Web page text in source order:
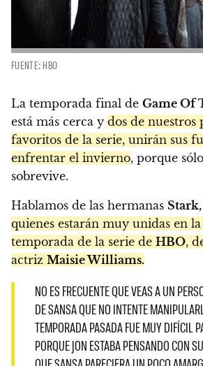
FUENTE: HBO
La temporada final de Game Of
está más cerca y dos de nuestros
favoritos de la serie, unirán sus
enfrentar el invierno, porque
sobrevive.
Hablamos de las hermanas Stark,
quienes estarán muy unidas en
temporada de la serie de HBO,
actriz Maisie Williams.
NO ES FRECUENTE QUE VEAS A UN
DE SANSA QUE NO INTENTE
TEMPORADA PASADA FUE MUY DIFÍCIL
PORQUE JON ESTABA PENSANDO CON